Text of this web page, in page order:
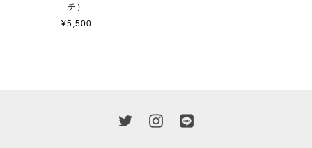
チ）
¥5,500